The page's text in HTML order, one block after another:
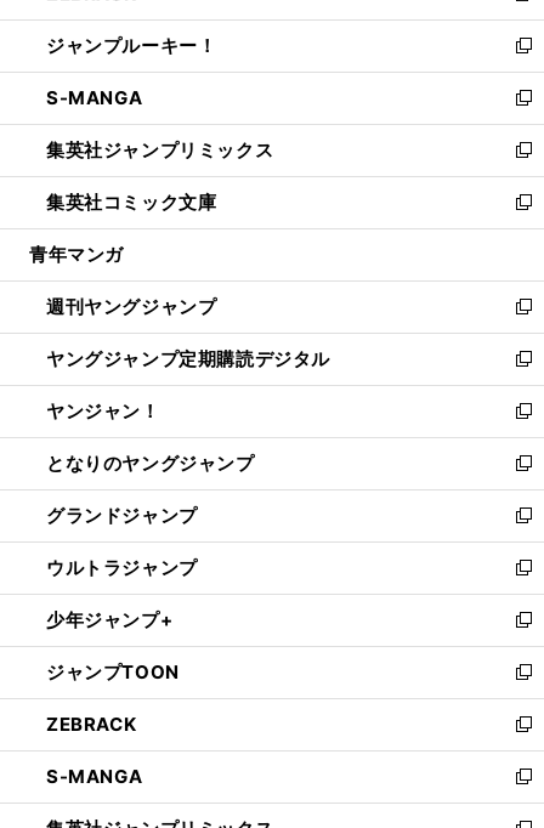
開
く
ウ
で
開
く
ン
ド
ウ
で
開
く
ウ
ィ
ン
ド
ウ
で
開
く
し
い
ウ
ィ
ン
ド
ウ
で
開
ジャンプルーキー！
新
し
い
ウ
ィ
ン
ド
ウ
開
く
S-MANGA
新
し
い
ウ
ィ
ン
ウ
で
開
く
集英社ジャンプリミックス
新
し
い
ウ
ン
ド
ウ
で
開
く
集英社コミック文庫
新
し
ウ
ィ
ン
ド
ウ
で
開
く
青年マンガ
週刊ヤングジャンプ
新
し
い
ウ
ィ
ン
ド
ウ
で
開
く
ヤングジャンプ定期購読デジタル
新
し
い
ウ
ィ
ン
ド
ウ
で
開
く
ヤンジャン！
新
し
い
ウ
ィ
ン
ド
ウ
で
開
く
となりのヤングジャンプ
新
し
い
ウ
ィ
ン
ド
ウ
で
開
く
グランドジャンプ
新
し
い
ウ
ィ
ン
ド
ウ
で
開
く
ウルトラジャンプ
新
し
い
ウ
ィ
ン
ド
ウ
で
開
少年ジャンプ+
新
し
い
ウ
ィ
ン
ド
ウ
ジャンプTOON
新
し
い
ウ
ィ
ン
ZEBRACK
新
し
い
ウ
S-MANGA
新
し